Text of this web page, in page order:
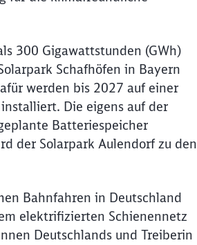
300 Gigawattstunden (GWh)
Schafhöfen in Bayern
werden bis 2027 auf einer
Die eigens auf der
Batteriespeicher
der Solarpark Aulendorf zu den
Bahnfahren in Deutschland
elektrifizierten Schienennetz
Deutschlands und Treiberin